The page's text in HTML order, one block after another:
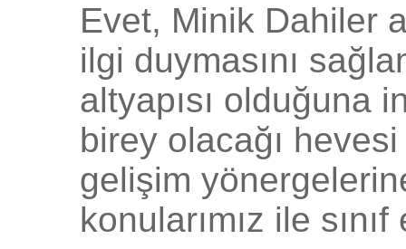
Evet, Minik Dahiler
ilgi duymasını
altyapısı olduğuna
birey olacağı
gelişim
konularımız ile